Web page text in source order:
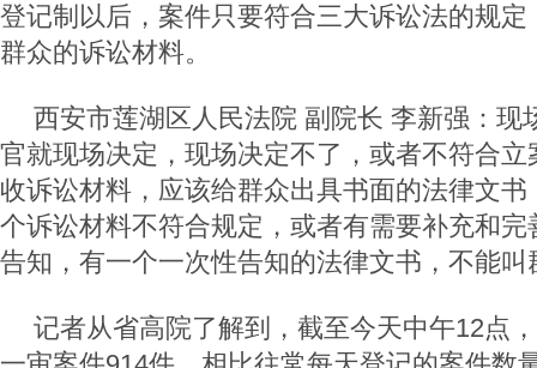
登记制以后，案件只要符合三大诉讼法的规
群众的诉讼材料。
西安市莲湖区人民法院 副院长 李新强：现
官就现场决定，现场决定不了，或者不符合
收诉讼材料，应该给群众出具书面的法律文
个诉讼材料不符合规定，或者有需要补充和
告知，有一个一次性告知的法律文书，不能叫
记者从省高院了解到，截至今天中午12点